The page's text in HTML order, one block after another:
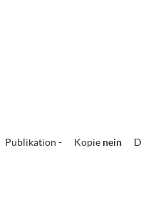
Publikation - Kopie nein